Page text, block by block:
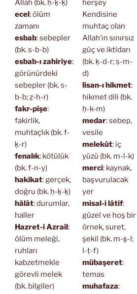
Allah (bk. ḥ-ḳ-ḳ)
ecel: ölüm
zamanı
esbab: sebepler
(bk. s-b-b)
esbab-ı zahiriye:
görünürdeki
sebepler (bk. s-
b-b; ẓ-h-r)
fakr-pîşe:
fakirlik,
muhtaçlık (bk. f-
ḳ-r)
fenalık: kötülük
(bk. f-n-y)
hakikat: gerçek,
doğru (bk. ḥ-ḳ-ḳ)
hâlât: durumlar,
haller
Hazret-i Azrail:
ölüm meleği,
ruhları
kabzetmekle
görevli melek
(bk. bilgiler)
herşey
Kendisine
muhtaç olan
Allah’ın sınırsız
güç ve iktidarı
(bk. ḳ-d-r; ṣ-m-
d)
lisan-ı hikmet:
hikmet dili (bk.
ḥ-k-m)
medar: sebep,
vesile
melekût: iç
yüzü (bk. m-l-k)
merci: kaynak,
başvurulacak
yer
misal-i lâtif:
güzel ve hoş bir
örnek, suret,
şekil (bk. m-s̱-l;
l-ṭ-f)
mübaşeret:
temas
muhafaza: